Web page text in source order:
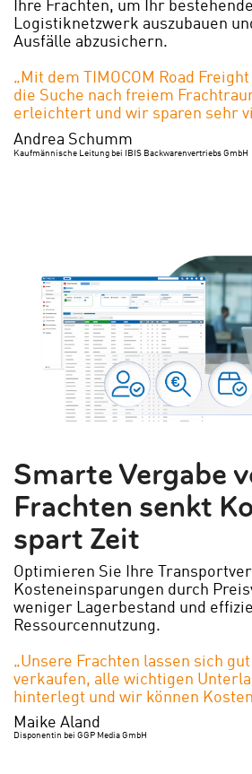
Ihre Frachten, um Ihr
Logistiknetzwerk auszubauen
Ausfälle abzusichern.
„Mit dem TIMOCOM Road
die Suche nach freiem
erleichtert und wir sparen sehr
Andrea Schumm
Kaufmännische Leitung bei IBIS Backwarenvertriebs GmbH
Smarte Vergabe
Frachten senkt
spart Zeit
Optimieren Sie Ihre
Kosteneinsparungen durch
weniger Lagerbestand und
Ressourcennutzung.
„Unsere Frachten lassen sich
verkaufen, alle wichtigen
hinterlegt und wir können
Maike Aland
Disponentin bei GGP Media GmbH